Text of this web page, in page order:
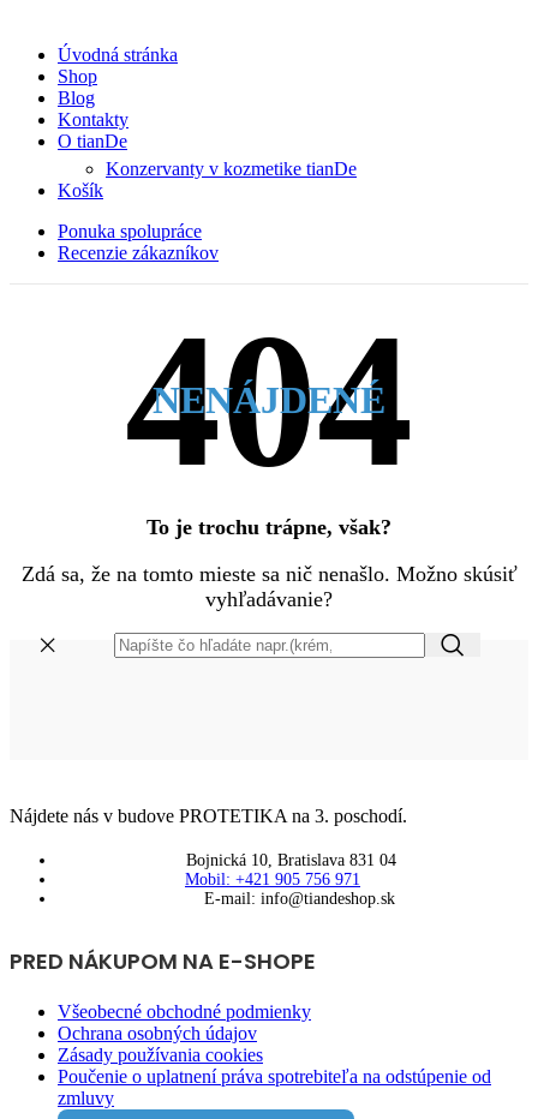
Úvodná stránka
Shop
Blog
Kontakty
O tianDe
Konzervanty v kozmetike tianDe
Košík
Ponuka spolupráce
Recenzie zákazníkov
NENÁJDENÉ
To je trochu trápne, však?
Zdá sa, že na tomto mieste sa nič nenašlo. Možno skúsiť
vyhľadávanie?
Nájdete nás v budove PROTETIKA na 3. poschodí.
Bojnická 10, Bratislava 831 04
Mobil: +421 905 756 971
E-mail: info@tiandeshop.sk
PRED NÁKUPOM NA E-SHOPE
Všeobecné obchodné podmienky
Ochrana osobných údajov
Zásady používania cookies
Poučenie o uplatnení práva spotrebiteľa na odstúpenie od
zmluvy